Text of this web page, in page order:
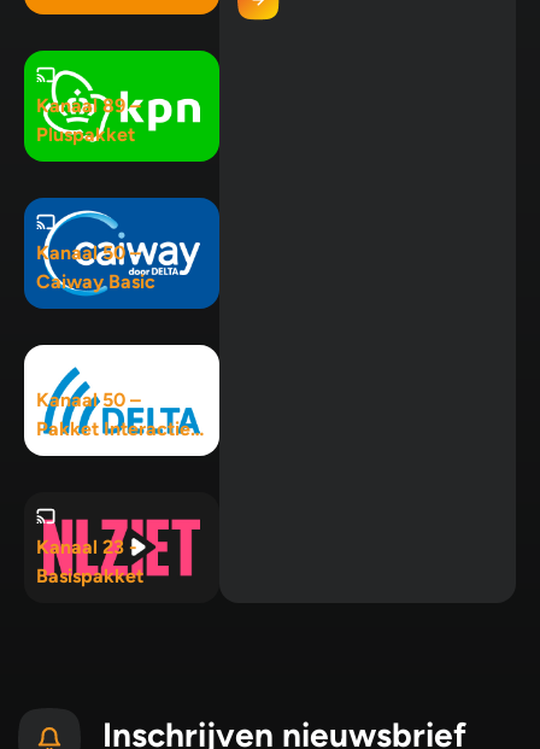
Kanaal 89 –
Pluspakket
Kanaal 50 –
Caiway Basic
Kanaal 50 –
Pakket Interactief
120+
Kanaal 23 -
Basispakket
Inschrijven nieuwsbrief